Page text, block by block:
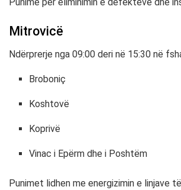
Mitrovicë
Ndërprerje nga 09:00 deri në 15:30 në
Broboniç
Koshtovë
Koprivë
Vinac i Epërm dhe i Poshtëm
Punimet lidhen me energizimin e linjave